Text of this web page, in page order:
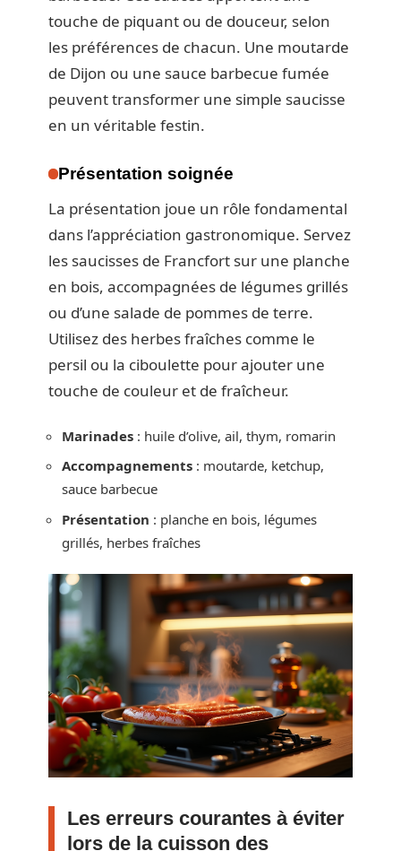
touche de piquant ou de douceur, selon
les préférences de chacun. Une moutarde
de Dijon ou une sauce barbecue fumée
peuvent transformer une simple saucisse
en un véritable festin.
Présentation soignée
La présentation joue un rôle fondamental
dans l’appréciation gastronomique. Servez
les saucisses de Francfort sur une planche
en bois, accompagnées de légumes grillés
ou d’une salade de pommes de terre.
Utilisez des herbes fraîches comme le
persil ou la ciboulette pour ajouter une
touche de couleur et de fraîcheur.
Marinades : huile d’olive, ail, thym, romarin
Accompagnements : moutarde, ketchup,
sauce barbecue
Présentation : planche en bois, légumes
grillés, herbes fraîches
Les erreurs courantes à éviter
lors de la cuisson des